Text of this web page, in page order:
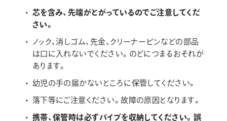
芯を含み、先端がとがっているのでご注意してくだ
さい。
ノック、消しゴム、先金、クリーナーピンなどの部品
は口に入れないでください。のどにつまるおそれが
あります。
幼児の手の届かないところに保管してください。
落下等にご注意ください。故障の原因となります。
携帯、保管時は必ずパイプを収納してください。誤